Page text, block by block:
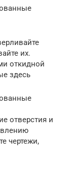
их.
откидной
здесь
отверстия и
чертежи,